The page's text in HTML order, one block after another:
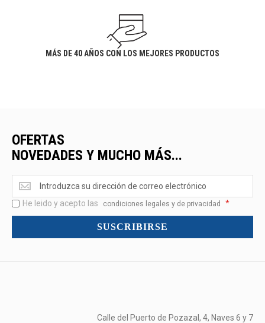
MÁS DE 40 AÑOS CON LOS MEJORES PRODUCTOS
OFERTAS
NOVEDADES Y MUCHO MÁS...
Ofertas
<br>Novedades
y
mucho
He leido y acepto las condiciones legales y de privacidad *
SUSCRIBIRSE
Calle del Puerto de Pozazal, 4, Naves 6 y 7